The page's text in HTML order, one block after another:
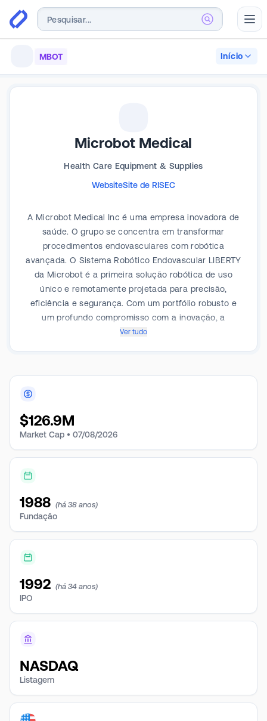
MBOT Início
Microbot Medical
Health Care Equipment & Supplies
WebsiteSite de RISEC
A Microbot Medical Inc é uma empresa inovadora de
saúde. O grupo se concentra em transformar
procedimentos endovasculares com robótica
avançada. O Sistema Robótico Endovascular LIBERTY
da Microbot é a primeira solução robótica de uso
único e remotamente projetada para precisão,
eficiência e segurança. Com um portfólio robusto e
um profundo compromisso com a inovação, a
Microbot está moldando o futuro do tratamento
Ver tudo
$126.9M
Market Cap • 07/08/2026
1988 (há 38 anos)
Fundação
1992 (há 34 anos)
IPO
NASDAQ
Listagem